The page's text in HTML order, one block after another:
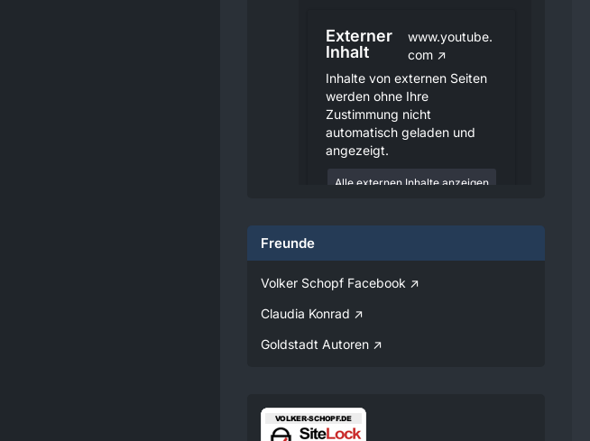
Externer
Inhalt
www.youtube.
com
Inhalte von externen Seiten
werden ohne Ihre
Zustimmung nicht
automatisch geladen und
angezeigt.
Alle externen Inhalte anzeigen
externen Inhalte erklären Sie sich
personenbezogene Daten an
Drittplattformen übermittelt
werden. Mehr Informationen
dazu haben wir in unserer
Datenschutzerklärung zur
Verfügung gestellt.
Volker
Jetzt Online!
Freunde
Volker Schopf Facebook
Claudia Konrad
Goldstadt Autoren